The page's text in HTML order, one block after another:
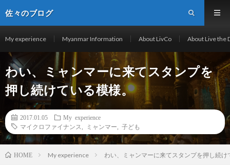
佐々のブログ
My experience Myanmar Information About LivCo About Live the
わい、ミャンマーに来てスタンプを
押し続けている模様。
2017.01.05
My experience
マイクロファイナンス
ミャンマー 子ども
HOME My experience わい、ミャンマーに来てスタンプを押し続け